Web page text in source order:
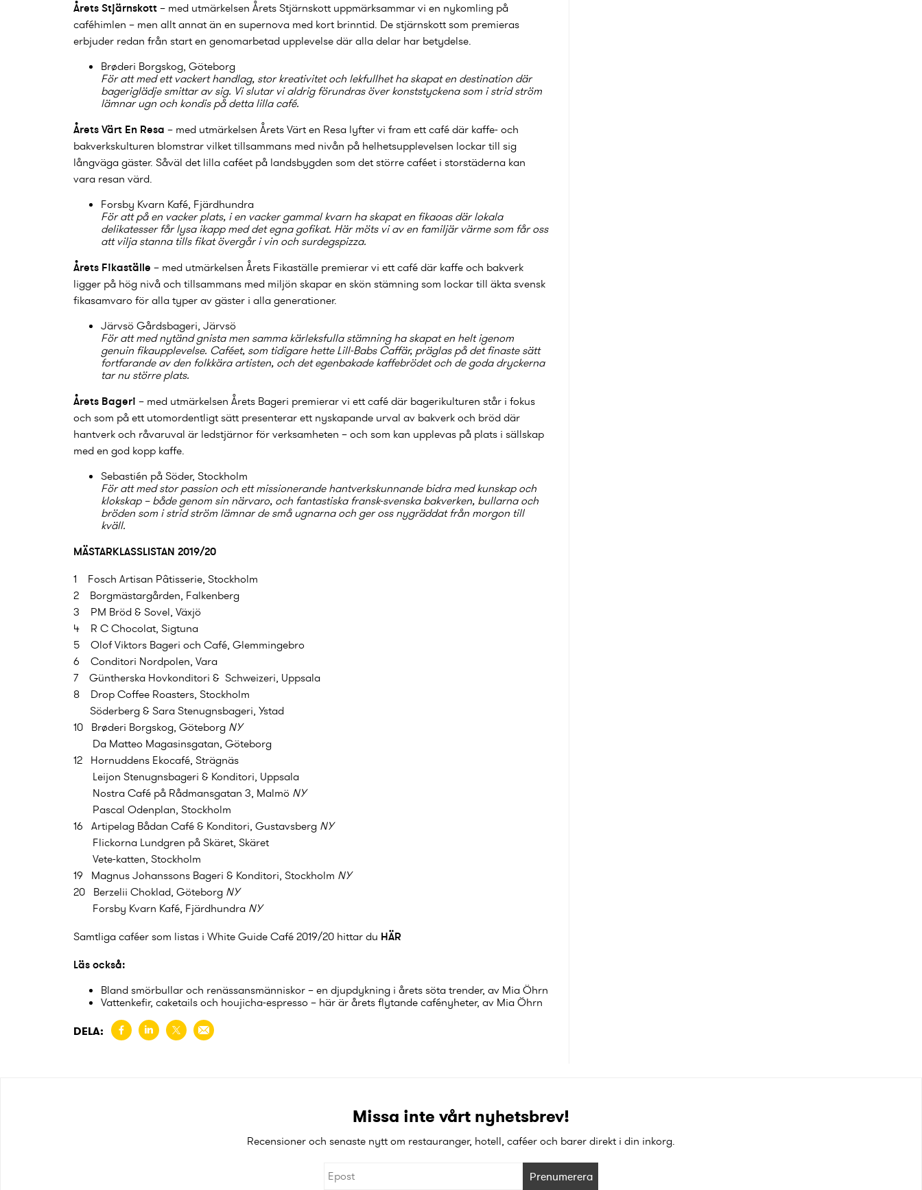
Årets Stjärnskott – med utmärkelsen Årets Stjärnskott uppmärksammar vi en nykomling på
caféhimlen – men allt annat än en supernova med kort brinntid. De stjärnskott som premieras
erbjuder redan från start en genomarbetad upplevelse där alla delar har betydelse.
Brøderi Borgskog, Göteborg
För att med ett vackert handlag, stor kreativitet och lekfullhet ha skapat en destination där
bageriglädje smittar av sig. Vi slutar vi aldrig förundras över konststyckena som i strid ström
lämnar ugn och kondis på detta lilla café.
Årets Värt En Resa – med utmärkelsen Årets Värt en Resa lyfter vi fram ett café där kaffe- och
bakverkskulturen blomstrar vilket tillsammans med nivån på helhetsupplevelsen lockar till sig
långväga gäster. Såväl det lilla caféet på landsbygden som det större caféet i storstäderna kan
vara resan värd.
Forsby Kvarn Kafé, Fjärdhundra
För att på en vacker plats, i en vacker gammal kvarn ha skapat en fikaoas där lokala
delikatesser får lysa ikapp med det egna gofikat. Här möts vi av en familjär värme som får oss
att vilja stanna tills fikat övergår i vin och surdegspizza.
Årets Fikaställe – med utmärkelsen Årets Fikaställe premierar vi ett café där kaffe och bakverk
ligger på hög nivå och tillsammans med miljön skapar en skön stämning som lockar till äkta svensk
fikasamvaro för alla typer av gäster i alla generationer.
Järvsö Gårdsbageri, Järvsö
För att med nytänd gnista men samma kärleksfulla stämning ha skapat en helt igenom
genuin fikaupplevelse. Caféet, som tidigare hette Lill-Babs Caffär, präglas på det finaste sätt
fortfarande av den folkkära artisten, och det egenbakade kaffebrödet och de goda dryckerna
tar nu större plats.
Årets Bageri – med utmärkelsen Årets Bageri premierar vi ett café där bagerikulturen står i fokus
och som på ett utomordentligt sätt presenterar ett nyskapande urval av bakverk och bröd där
hantverk och råvaruval är ledstjärnor för verksamheten – och som kan upplevas på plats i sällskap
med en god kopp kaffe.
Sebastién på Söder, Stockholm
För att med stor passion och ett missionerande hantverkskunnande bidra med kunskap och
klokskap – både genom sin närvaro, och fantastiska fransk-svenska bakverken, bullarna och
bröden som i strid ström lämnar de små ugnarna och ger oss nygräddat från morgon till
kväll.
MÄSTARKLASSLISTAN 2019/20
1 Fosch Artisan Pâtisserie, Stockholm
2 Borgmästargården, Falkenberg
3 PM Bröd & Sovel, Växjö
4 R C Chocolat, Sigtuna
5 Olof Viktors Bageri och Café, Glemmingebro
6 Conditori Nordpolen, Vara
7 Güntherska Hovkonditori & Schweizeri, Uppsala
8 Drop Coffee Roasters, Stockholm
Söderberg & Sara Stenugnsbageri, Ystad
10 Brøderi Borgskog, Göteborg NY
Da Matteo Magasinsgatan, Göteborg
12 Hornuddens Ekocafé, Strägnäs
Leijon Stenugnsbageri & Konditori, Uppsala
Nostra Café på Rådmansgatan 3, Malmö NY
Pascal Odenplan, Stockholm
16 Artipelag Bådan Café & Konditori, Gustavsberg NY
Flickorna Lundgren på Skäret, Skäret
Vete-katten, Stockholm
19 Magnus Johanssons Bageri & Konditori, Stockholm NY
20 Berzelii Choklad, Göteborg NY
Forsby Kvarn Kafé, Fjärdhundra NY
Samtliga caféer som listas i White Guide Café 2019/20 hittar du HÄR
Läs också:
Bland smörbullar och renässansmänniskor – en djupdykning i årets söta trender, av Mia Öhrn
Vattenkefir, caketails och houjicha-espresso – här är årets flytande cafényheter, av Mia Öhrn
DELA:
Missa inte vårt nyhetsbrev!
Recensioner och senaste nytt om restauranger, hotell, caféer och barer direkt i din inkorg.
Prenumerera